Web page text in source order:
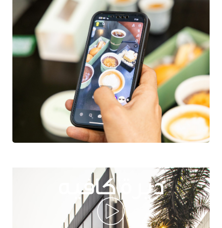
ديرة كافيه